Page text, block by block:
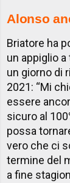
Alonso
Briatore ha
un appiglio
un giorno di
2021: “Mi
essere
sicuro al
possa
vero che ci
termine del
a fine